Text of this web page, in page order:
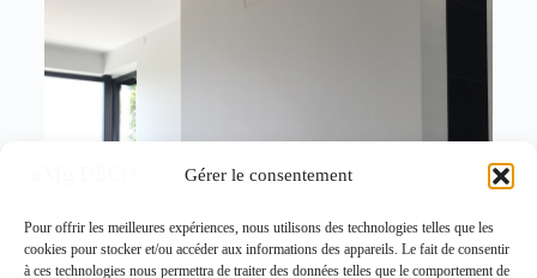
Gérer le consentement
Pour offrir les meilleures expériences, nous utilisons des technologies telles que les
cookies pour stocker et/ou accéder aux informations des appareils. Le fait de consentir
à ces technologies nous permettra de traiter des données telles que le comportement de